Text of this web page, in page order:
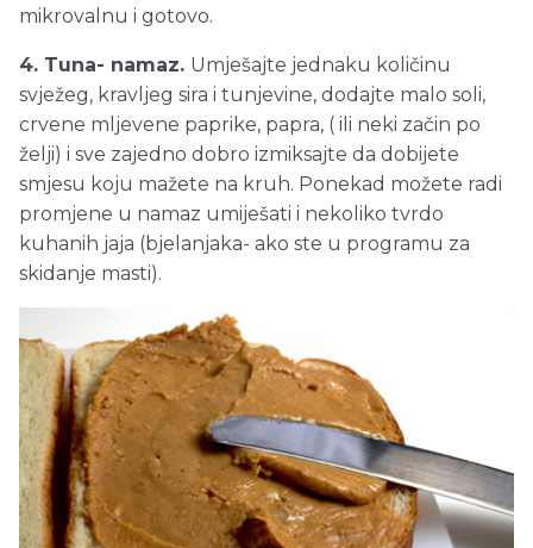
mikrovalnu i gotovo.
4. Tuna- namaz. Umješajte jednaku količinu
svježeg, kravljeg sira i tunjevine, dodajte malo soli,
crvene mljevene paprike, papra, ( ili neki začin po
želji) i sve zajedno dobro izmiksajte da dobijete
smjesu koju mažete na kruh. Ponekad možete radi
promjene u namaz umiješati i nekoliko tvrdo
kuhanih jaja (bjelanjaka- ako ste u programu za
skidanje masti).